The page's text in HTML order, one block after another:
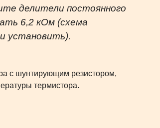
делители постоянного
6,2 кОм (схема
установить).
с шунтирующим резистором,
термистора.